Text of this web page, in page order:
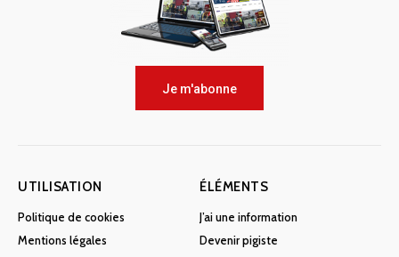
Je m'abonne
UTILISATION
Politique de cookies
Mentions légales
ÉLÉMENTS
J’ai une information
Devenir pigiste